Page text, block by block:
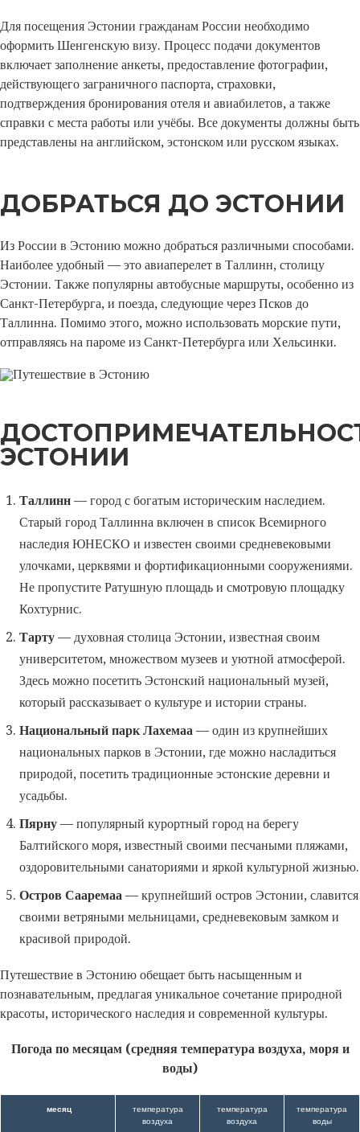
Для посещения Эстонии гражданам России необходимо
оформить Шенгенскую визу. Процесс подачи документов
включает заполнение анкеты, предоставление фотографии,
действующего заграничного паспорта, страховки,
подтверждения бронирования отеля и авиабилетов, а также
справки с места работы или учёбы. Все документы должны быть
представлены на английском, эстонском или русском языках.
ДОБРАТЬСЯ ДО ЭСТОНИИ
Из России в Эстонию можно добраться различными способами.
Наиболее удобный — это авиаперелет в Таллинн, столицу
Эстонии. Также популярны автобусные маршруты, особенно из
Санкт-Петербурга, и поезда, следующие через Псков до
Таллинна. Помимо этого, можно использовать морские пути,
отправляясь на пароме из Санкт-Петербурга или Хельсинки.
ЭСТОНИИ
Таллинн — город с богатым историческим наследием.
Старый город Таллинна включен в список Всемирного
наследия ЮНЕСКО и известен своими средневековыми
улочками, церквями и фортификационными сооружениями.
Не пропустите Ратушную площадь и смотровую площадку
Кохтурнис.
Тарту — духовная столица Эстонии, известная своим
университетом, множеством музеев и уютной атмосферой.
Здесь можно посетить Эстонский национальный музей,
который рассказывает о культуре и истории страны.
Национальный парк Лахемаа — один из крупнейших
национальных парков в Эстонии, где можно насладиться
природой, посетить традиционные эстонские деревни и
усадьбы.
Пярну — популярный курортный город на берегу
Балтийского моря, известный своими песчаными пляжами,
оздоровительными санаториями и яркой культурной жизнью.
Остров Сааремаа — крупнейший остров Эстонии, славится
своими ветряными мельницами, средневековым замком и
красивой природой.
Путешествие в Эстонию обещает быть насыщенным и
познавательным, предлагая уникальное сочетание природной
красоты, исторического наследия и современной культуры.
Погода по месяцам (средняя температура воздуха, моря и
воды)
месяц
температура
воздуха
температура
воздуха
температура
воды